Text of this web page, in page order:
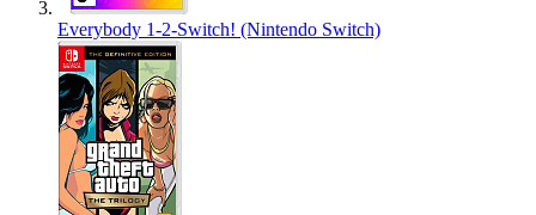
Everybody 1-2-Switch! (Nintendo Switch)